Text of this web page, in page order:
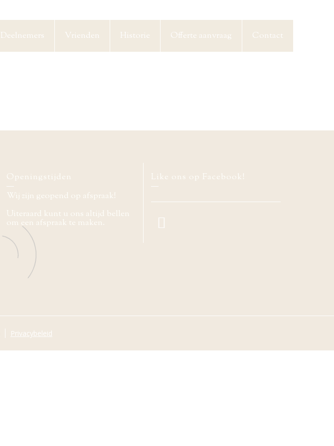
Deelnemers Vrienden Historie Offerte aanvraag Contact
Openingstijden
Wij zijn geopend op afspraak!
Uiteraard kunt u ons altijd bellen
om een afspraak te maken.
Like ons op Facebook!
Privacybeleid